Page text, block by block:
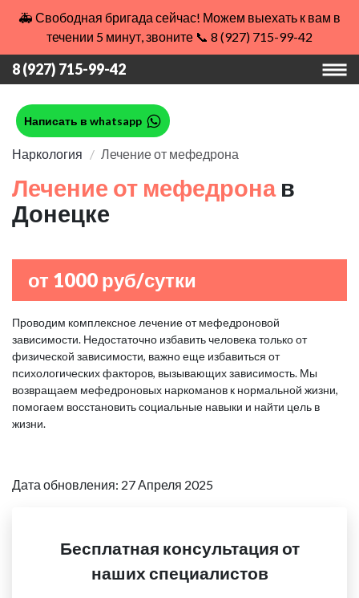
🚑 Свободная бригада сейчас! Можем выехать к вам в
течении 5 минут, звоните 📞 8 (927) 715-99-42
8 (927) 715-99-42
Написать в whatsapp
Наркология Лечение от мефедрона
Лечение от мефедрона в
Донецке
от 1000 руб/сутки
Проводим комплексное лечение от мефедроновой
зависимости. Недостаточно избавить человека только от
физической зависимости, важно еще избавиться от
психологических факторов, вызывающих зависимость. Мы
возвращаем мефедроновых наркоманов к нормальной жизни,
помогаем восстановить социальные навыки и найти цель в
жизни.
Дата обновления: 27 Апреля 2025
Бесплатная консультация от
наших специалистов